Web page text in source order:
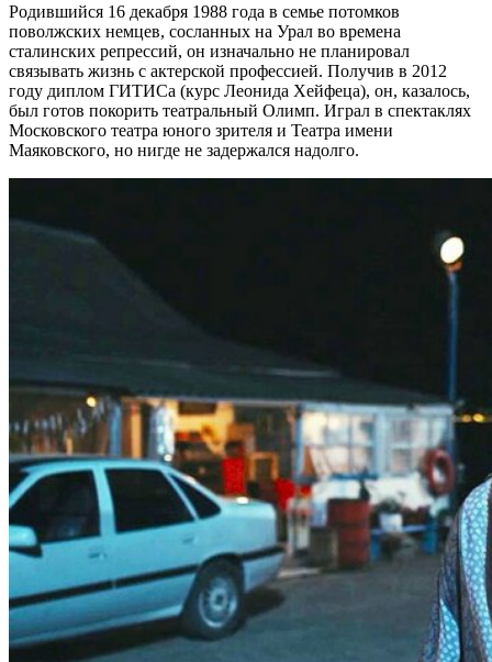
Родившийся 16 декабря 1988 года в семье потомков
поволжских немцев, сосланных на Урал во времена
сталинских репрессий, он изначально не планировал
связывать жизнь с актерской профессией. Получив в 2012
году диплом ГИТИСа (курс Леонида Хейфеца), он, казалось,
был готов покорить театральный Олимп. Играл в спектаклях
Московского театра юного зрителя и Театра имени
Маяковского, но нигде не задержался надолго.